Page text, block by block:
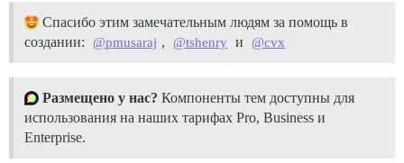
Спасибо этим замечательным людям за помощь в
создании:
@pmusaraj , @tshenry и @cvx
Размещено у нас? Компоненты тем доступны для
использования на наших тарифах Pro, Business и
Enterprise.